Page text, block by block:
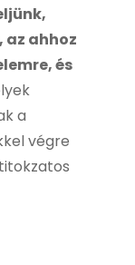
ahhoz
és
a
végre